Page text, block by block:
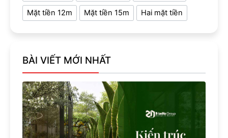
Mặt tiền 12m Mặt tiền 15m Hai mặt tiền
BÀI VIẾT MỚI NHẤT